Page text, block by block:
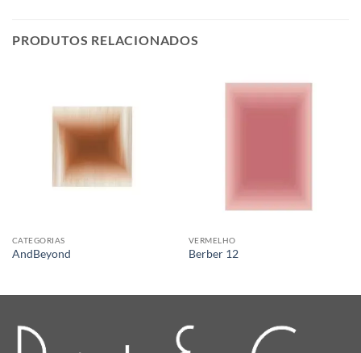
PRODUTOS RELACIONADOS
CATEGORIAS
AndBeyond
VERMELHO
Berber 12